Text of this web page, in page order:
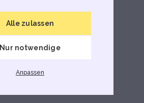
Alle zulassen
Nur notwendige
Anpassen